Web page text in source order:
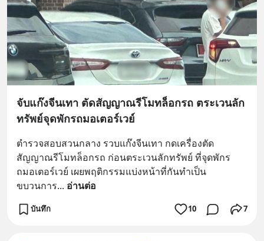
จับแก๊งจีนเทา ตัดสัญญาณรีโมทล็อกรถ ตระเวนลัก
ทรัพย์จุดพักรถมอเตอร์เวย์
ตำรวจสอบสวนกลาง รวบแก๊งจีนเทา กดเครื่องตัด
สัญญาณรีโมทล็อกรถ ก่อนตระเวนลักทรัพย์ ที่จุดพักร
ถมอเตอร์เวย์ เผยพฤติกรรมแบ่งหน้าที่กันทำเป็น
ขบวนการ... อ่านต่อ
บันทึก 10 7